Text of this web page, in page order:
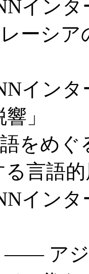
ーナ
のテ
ーナ
」
る対
言語
ーナ
語